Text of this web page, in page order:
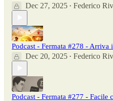
Dec 27, 2025 • Federico
Podcast - Fermata #278 -
Dec 20, 2025 • Federico
Podcast - Fermata #277 - Facile